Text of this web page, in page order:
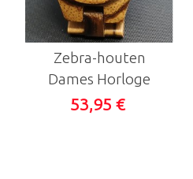
Zebra-houten
Dames Horloge
53,95 €